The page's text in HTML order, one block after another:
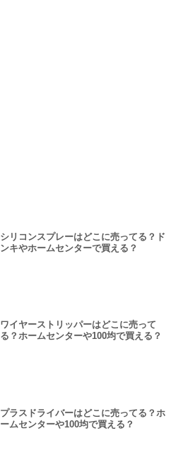
シリコンスプレーはどこに売ってる？ド
ンキやホームセンターで買える？
ワイヤーストリッパーはどこに売って
る？ホームセンターや100均で買える？
プラスドライバーはどこに売ってる？ホ
ームセンターや100均で買える？